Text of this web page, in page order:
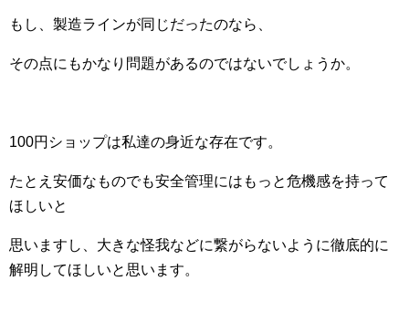
もし、製造ラインが同じだったのなら、
その点にもかなり問題があるのではないでしょうか。
100円ショップは私達の身近な存在です。
たとえ安価なものでも安全管理にはもっと危機感を持って
ほしいと
思いますし、大きな怪我などに繋がらないように徹底的に
解明してほしいと思います。